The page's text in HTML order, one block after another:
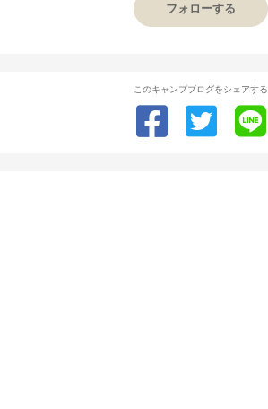
フォローする
このキャンプブログをシェアする